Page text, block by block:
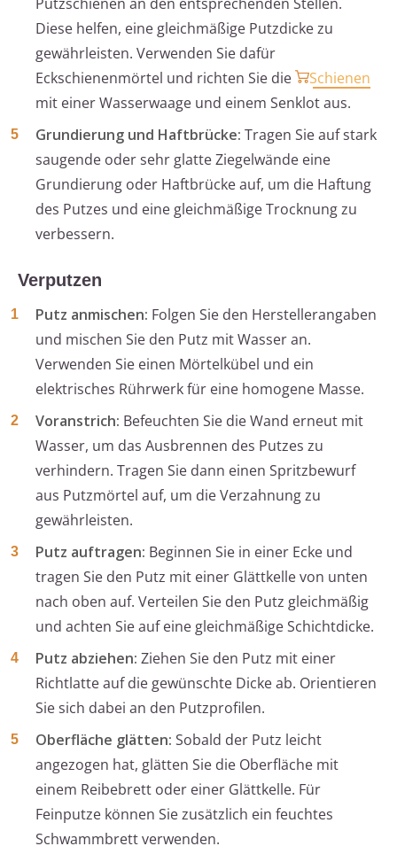
Diese helfen, eine gleichmäßige Putzdicke zu
gewährleisten. Verwenden Sie dafür
Eckschienenmörtel und richten Sie die
Schienen
mit einer Wasserwaage und einem Senklot aus.
Grundierung und Haftbrücke: Tragen Sie auf stark
saugende oder sehr glatte Ziegelwände eine
Grundierung oder Haftbrücke auf, um die Haftung
des Putzes und eine gleichmäßige Trocknung zu
verbessern.
Verputzen
Putz anmischen: Folgen Sie den Herstellerangaben
und mischen Sie den Putz mit Wasser an.
Verwenden Sie einen Mörtelkübel und ein
elektrisches Rührwerk für eine homogene Masse.
Voranstrich: Befeuchten Sie die Wand erneut mit
Wasser, um das Ausbrennen des Putzes zu
verhindern. Tragen Sie dann einen Spritzbewurf
aus Putzmörtel auf, um die Verzahnung zu
gewährleisten.
Putz auftragen: Beginnen Sie in einer Ecke und
tragen Sie den Putz mit einer Glättkelle von unten
nach oben auf. Verteilen Sie den Putz gleichmäßig
und achten Sie auf eine gleichmäßige Schichtdicke.
Putz abziehen: Ziehen Sie den Putz mit einer
Richtlatte auf die gewünschte Dicke ab. Orientieren
Sie sich dabei an den Putzprofilen.
Oberfläche glätten: Sobald der Putz leicht
angezogen hat, glätten Sie die Oberfläche mit
einem Reibebrett oder einer Glättkelle. Für
Feinputze können Sie zusätzlich ein feuchtes
Schwammbrett verwenden.